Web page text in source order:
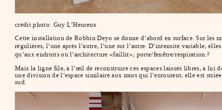
crédit photo: Guy L’Heureux
Cette installation de Robbin Deyo se donne d’abord en surface. Sur les
régulières, l’une après l’autre, l’une sur l’autre. D’intensité variable,
qu’aux endroits où l’architecture «faillit»; porte/fenêtre/respiration.2
Mais la ligne file, à l’œil de reconstruire ces espaces laissés libres, à lui
une division de l’espace similaire aux murs qui l’entourent, elle est
sud.